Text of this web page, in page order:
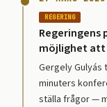
REGERING
Regeringens
möjlighet
Gergely Gulyás
minuters
ställa frågor —